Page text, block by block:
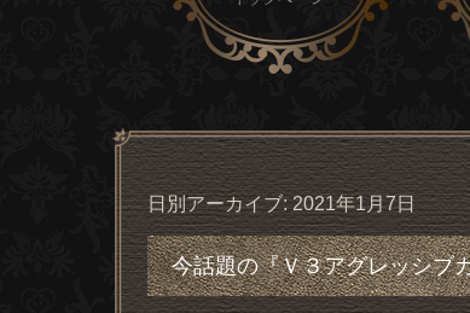
日別アーカイブ:2021年1月7日
今話題の『Ｖ３アグレッシブ